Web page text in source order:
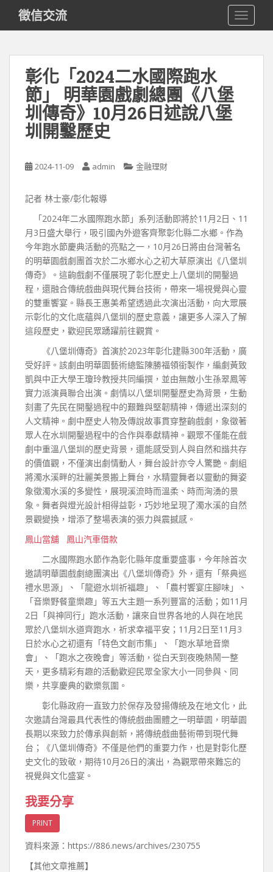
i
徵信交流
彰化「2024二水國際跑水
節」 明華園戲劇總團《八堡
圳傳奇》10月26日述說八堡
圳開鑿歷史
2024-11-09 admin 金融理財
記者 林士豪/彰化報導
「2024年二水國際跑水節」系列活動即將於11月2日、11
月3日盛大舉行，吸引國內外遊客齊聚彰化縣二水鄉。作為
今年跑水節慶典活動的亮點之一，10月26日將由台灣著名
的明華園戲劇團首次於二水鄉水心之初大草原演出《八堡圳
傳奇》。這齣戲劇不僅展現了彰化歷史上八堡圳的開鑿過
程，還融合傳統戲曲與現代舞台技術，帶來一場視覺與心靈
的雙重饗宴。縣長王惠美希望透過此次演出活動，向大眾展
示彰化的文化底蘊與八堡圳的歷史意義，讓更多人深入了解
這段歷史，歡迎民眾踴躍前往觀賞。
《八堡圳傳奇》首演於2023年彰化建縣300年活動，廣
受好評。該劇由明華園藝術總監陳勝福領銜製作，編劇黃致
凱與中正大學王瓊玲教授共同編撰，並由無敵小生孫翠鳳等
實力派演員聯合出演。劇情以八堡圳開鑿歷史為背景，生動
刻畫了先民在開鑿過程中的艱難與堅韌精神，傳遞出深刻的
人文精神。劇中歷史人物及傳說故事貫穿整齣戲劇，象徵著
眾人在水圳開鑿過程中的合作與奉獻精神。觀眾不僅能在戲
劇中重溫八堡圳的歷史背景，還能感受到人與自然和諧共存
的價值觀，不僅演出劇情動人，舞台設計亦令人驚艷。劇組
將濁水溪畔的壯麗美景搬上舞台，水精靈舞者以靈動的舞姿
象徵濁水溪的多變性，展現溪流時而溫柔、時而洶湧的景
象。舞者與燈光設計相得益彰，巧妙地呈現了濁水溪的自然
景觀變換，增添了整場表演的張力與震撼感。
鳳山當舖
鳳山汽車借款
二水國際跑水節作為彰化縣年度重要盛事，今年除首次
邀請明華園戲劇總團演出《八堡圳傳奇》外，還有「祭典巡
禮水思源」、「龍遊水圳祈福趣」、「農村饗宴庄腳味」、
「音樂野餐童樂趣」等五大主題一系列豐富的活動；如11月
2日「與神同行」跑水活動，讓來自世界各地的人與在地民
眾於八堡圳水道齊跑水，祈求幸福平安；11月2日至11月3
日於水心之初還有「特色文創市集」、「跑水草地音樂
會」、「跑水之夜晚會」等活動，從白天到夜晚熱鬧一整
天，更多精彩有趣的活動歡迎民眾全家大小一同參與、同
樂，共享慶典的歡樂氛圍。
彰化縣政府一直致力於保存及發揚傳統及在地文化，此
次邀請台灣最具代表性的傳統戲曲團體之一明華園，明華園
長期以來致力於傳承與創新，將傳統戲曲藝術帶到現代舞
台；《八堡圳傳奇》不僅是他們的重要力作，也是對彰化歷
史文化的致敬，期待10月26日的演出，為觀眾帶來難忘的
視覺與文化盛宴。
我要分享
PRINT
資料來源：https://886.news/archives/230755
【其他文章推薦】